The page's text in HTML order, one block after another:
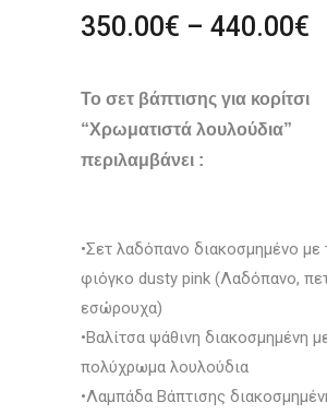
350.00€ – 440.00€
Το σετ βάπτισης για κορίτσι
“Χρωματιστά λουλούδια”
περιλαμβάνει :
•Σετ λαδόπανο διακοσμημένο με
φιόγκο dusty pink (Λαδόπανο,
εσώρουχα)
•Βαλίτσα ψάθινη διακοσμημένη
πολύχρωμα λουλούδια
•Λαμπάδα Βάπτισης